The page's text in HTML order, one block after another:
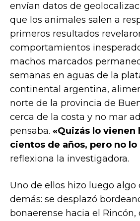
envían datos de
que los animales salen a
primeros resultados
comportamientos
machos marcados
semanas en aguas de la
continental argentina,
norte de la provincia de
cerca de la costa y no mar
pensaba. «Quizás lo vienen
cientos de años, pero no lo
reflexiona la investigadora.
Uno de ellos hizo luego algo
demás: se desplazó
bonaerense hacia el